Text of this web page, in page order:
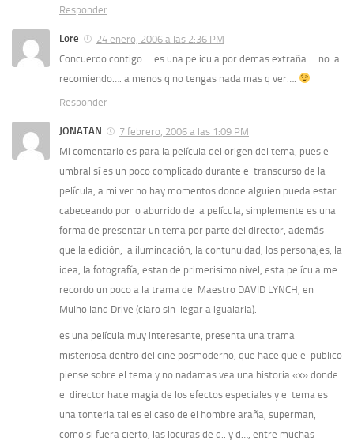
Responder
Lore
24 enero, 2006 a las 2:36 PM
Concuerdo contigo…. es una pelicula por demas extraña…. no la
recomiendo…. a menos q no tengas nada mas q ver….
Responder
JONATAN
7 febrero, 2006 a las 1:09 PM
Mi comentario es para la película del origen del tema, pues el
umbral sí es un poco complicado durante el transcurso de la
película, a mi ver no hay momentos donde alguien pueda estar
cabeceando por lo aburrido de la película, simplemente es una
forma de presentar un tema por parte del director, además
que la edición, la ilumincación, la contunuidad, los personajes, la
idea, la fotografía, estan de primerisimo nivel, esta película me
recordo un poco a la trama del Maestro DAVID LYNCH, en
Mulholland Drive (claro sin llegar a igualarla).
es una película muy interesante, presenta una trama
misteriosa dentro del cine posmoderno, que hace que el publico
piense sobre el tema y no nadamas vea una historia «x» donde
el director hace magia de los efectos especiales y el tema es
una tonteria tal es el caso de el hombre araña, superman,
como si fuera cierto, las locuras de d.. y d…, entre muchas